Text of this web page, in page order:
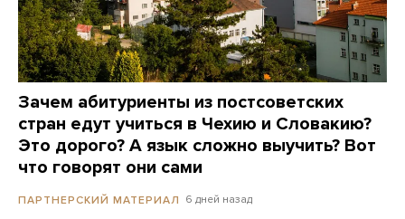
Зачем абитуриенты из постсоветских
стран едут учиться в Чехию и Словакию?
Это дорого? А язык сложно выучить? Вот
что говорят они сами
ПАРТНЕРСКИЙ МАТЕРИАЛ 6 дней назад